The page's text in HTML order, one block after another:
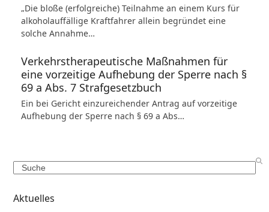
„Die bloße (erfolgreiche) Teilnahme an einem Kurs für
alkoholauffällige Kraftfahrer allein begründet eine
solche Annahme…
Verkehrstherapeutische Maßnahmen für
eine vorzeitige Aufhebung der Sperre nach §
69 a Abs. 7 Strafgesetzbuch
Ein bei Gericht einzureichender Antrag auf vorzeitige
Aufhebung der Sperre nach § 69 a Abs…
Search
Aktuelles